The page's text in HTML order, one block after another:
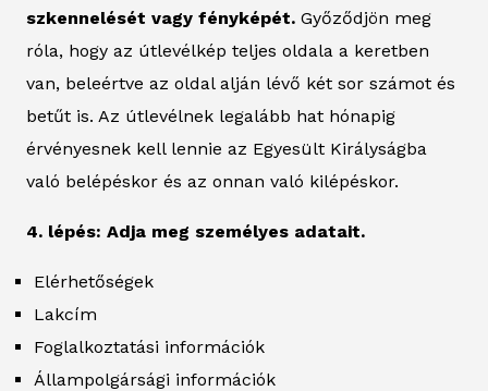
szkennelését vagy fényképét. Győződjön meg
róla, hogy az útlevélkép teljes oldala a keretben
van, beleértve az oldal alján lévő két sor számot és
betűt is. Az útlevélnek legalább hat hónapig
érvényesnek kell lennie az Egyesült Királyságba
való belépéskor és az onnan való kilépéskor.
4. lépés: Adja meg személyes adatait.
Elérhetőségek
Lakcím
Foglalkoztatási információk
Állampolgársági információk